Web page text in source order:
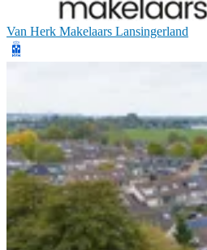
Van Herk Makelaars Lansingerland